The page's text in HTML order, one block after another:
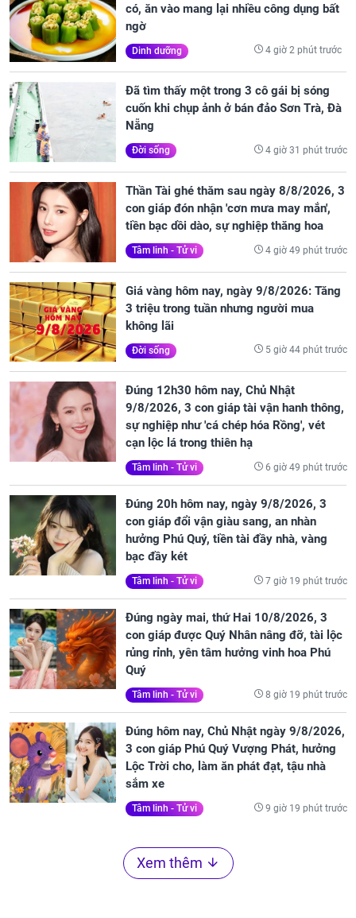
có, ăn vào mang lại nhiều công dụng bất
ngờ
Dinh dưỡng 4 giờ 2 phút trước
Đã tìm thấy một trong 3 cô gái bị sóng
cuốn khi chụp ảnh ở bán đảo Sơn Trà, Đà
Nẵng
Đời sống 4 giờ 31 phút trước
Thần Tài ghé thăm sau ngày 8/8/2026, 3
con giáp đón nhận 'cơn mưa may mắn',
tiền bạc dồi dào, sự nghiệp thăng hoa
Tâm linh - Tử vi 4 giờ 49 phút trước
Giá vàng hôm nay, ngày 9/8/2026: Tăng
3 triệu trong tuần nhưng người mua
không lãi
Đời sống 5 giờ 44 phút trước
Đúng 12h30 hôm nay, Chủ Nhật
9/8/2026, 3 con giáp tài vận hanh thông,
sự nghiệp như 'cá chép hóa Rồng', vét
cạn lộc lá trong thiên hạ
Tâm linh - Tử vi 6 giờ 49 phút trước
Đúng 20h hôm nay, ngày 9/8/2026, 3
con giáp đổi vận giàu sang, an nhàn
hưởng Phú Quý, tiền tài đầy nhà, vàng
bạc đầy két
Tâm linh - Tử vi 7 giờ 19 phút trước
Đúng ngày mai, thứ Hai 10/8/2026, 3
con giáp được Quý Nhân nâng đỡ, tài lộc
rủng rỉnh, yên tâm hưởng vinh hoa Phú
Quý
Tâm linh - Tử vi 8 giờ 19 phút trước
Đúng hôm nay, Chủ Nhật ngày 9/8/2026,
3 con giáp Phú Quý Vượng Phát, hưởng
Lộc Trời cho, làm ăn phát đạt, tậu nhà
sắm xe
Tâm linh - Tử vi 9 giờ 19 phút trước
Xem thêm